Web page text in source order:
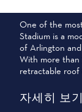
One of the
Stadium is a
of Arlington
With more than
retractable roof
자세히 보기